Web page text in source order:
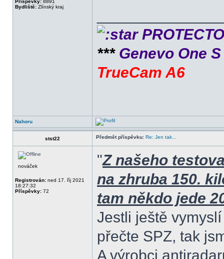
Příspěvky: 8891
Bydliště: Zlínský kraj
***Genevo One
TrueCam A6
Nahoru
stst22 Předmět příspěvku: Re: Jen tak...
nováček
Registrován: ned 17. říj 2021
18:27:32
Příspěvky: 72
"Z našeho
na zhruba 150.
tam někdo jede
Jestli ještě
přečte SPZ, tak
A výrobci